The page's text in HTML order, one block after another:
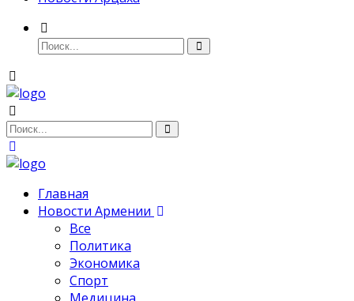
Главная
Новости Армении
Все
Политика
Экономика
Спорт